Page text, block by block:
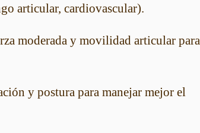
articular, cardiovascular).
moderada y movilidad articular para
y postura para manejar mejor el